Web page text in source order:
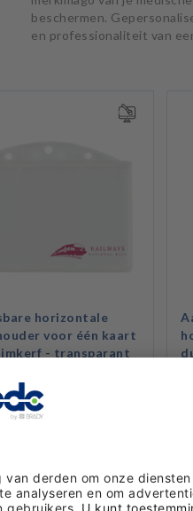
beschermen.
en professionaliteit van
horizontale
voor één kaart
- transparant
BEKIJKEN